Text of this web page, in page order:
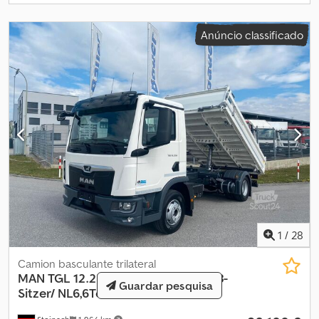
eixos: 3300 mm. Carroçaria: varredora FAUN, modelo Viajet 5 R/L,
volume de cerca de 5 m³, direção à direita. Transmissão: ZF 12 AS
1210 OD, travões de disco na dianteira e traseira, cabine C, ABS,
ASR, MAN Brakematic, bloqueio do diferencial (eixo traseiro). A
varredora tem aproximadamente 10519 horas de funcionamento!
Em 2024, com cerca de 10.000 horas de funcionamento, o sistema
AdBlue e os injetores foram substituídos, por um custo de
aproximadamente 10.000 €! Dedpfx Abeztfp Uolock Em 2023, foi
substituída uma bomba hidráulica! As informações sobre os
acessórios são fornecidas sem garantia; sujeitas a alterações,
venda prévia e erros.
Anúncio classificado
1 / 28
Camion basculante trilateral
MAN TGL 12.250 BL / Kipper/Klima/3-
Sitzer/ NL6,6To
Guardar pesquisa